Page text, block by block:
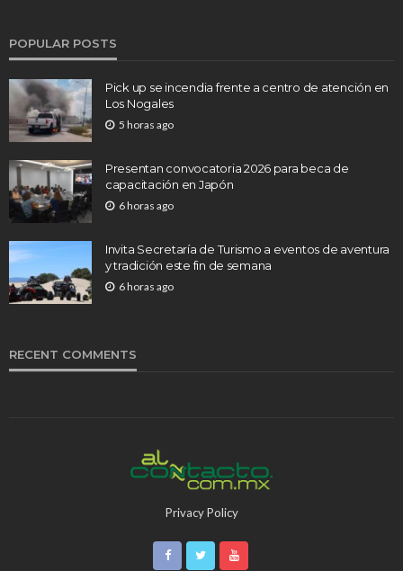
POPULAR POSTS
Pick up se incendia frente a centro de atención en
Los Nogales
5 horas ago
Presentan convocatoria 2026 para beca de
capacitación en Japón
6 horas ago
Invita Secretaría de Turismo a eventos de aventura
y tradición este fin de semana
6 horas ago
RECENT COMMENTS
Privacy Policy